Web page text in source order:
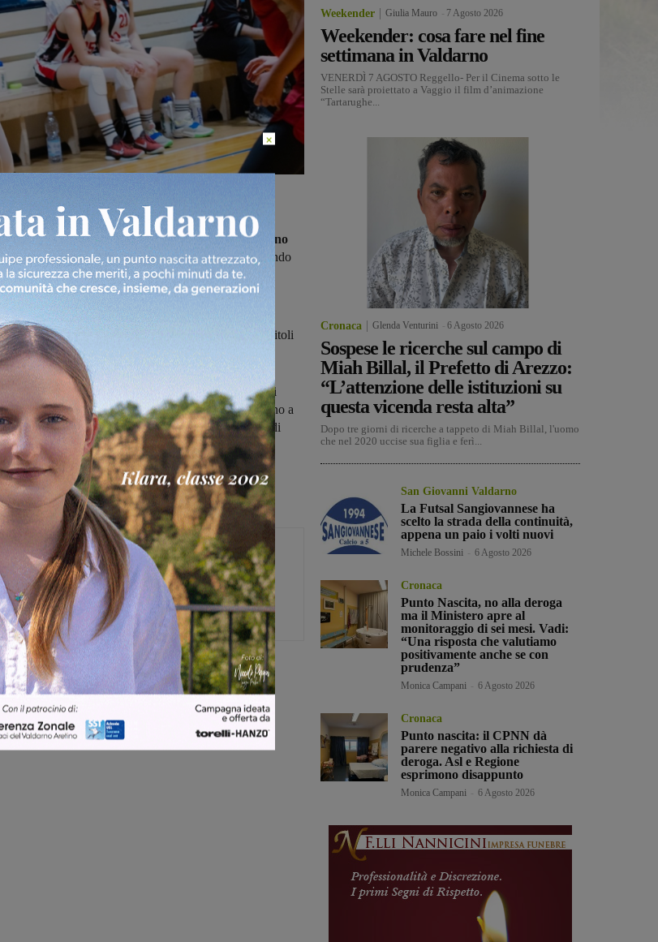
una gara non bellissima
ma condotta per oltre tre
Basket San Giovanni ha conquistato gara-uno
finaledei play-off del girone sud di serie A2 vincendo
hanno rischiato molto nel finale, con le sarde
-2 e decisiva è stava una
tripla di Bove
quasi sui titoli
gara di ritorno a campi invertiti,
le sangiovannesi
il bis perchiudere la serie mentre le sarde proveranno a
pareggiaree poi giocarsi il tutto per tutto nella bella di
Michele Bossini
Weekender Giulia Mauro 7 Agosto 2026
Weekender: cosa fare nel fine
settimana in Valdarno
VENERDÌ 7 AGOSTO Reggello- Per il Cinema sotto le
Stelle sarà proiettato a Vaggio il film d’animazione
“Tartarughe...
Cronaca Glenda Venturini 6 Agosto 2026
Sospese le ricerche sul campo di
Miah Billal, il Prefetto di Arezzo:
“L’attenzione delle istituzioni su
questa vicenda resta alta”
Dopo tre giorni di ricerche a tappeto di Miah Billal, l'uomo
che nel 2020 uccise sua figlia e ferì...
San Giovanni Valdarno
La Futsal Sangiovannese ha
scelto la strada della continuità,
appena un paio i volti nuovi
Michele Bossini 6 Agosto 2026
Cronaca
Punto Nascita, no alla deroga
ma il Ministero apre al
monitoraggio di sei mesi. Vadi:
“Una risposta che valutiamo
positivamente anche se con
prudenza”
Monica Campani 6 Agosto 2026
Cronaca
Punto nascita: il CPNN dà
parere negativo alla richiesta di
deroga. Asl e Regione
esprimono disappunto
Monica Campani 6 Agosto 2026
×